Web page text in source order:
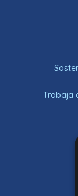
Trabaja